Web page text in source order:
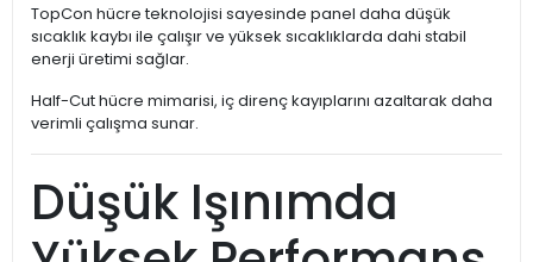
TopCon hücre teknolojisi sayesinde panel daha düşük
sıcaklık kaybı ile çalışır ve yüksek sıcaklıklarda dahi stabil
enerji üretimi sağlar.
Half-Cut hücre mimarisi, iç direnç kayıplarını azaltarak daha
verimli çalışma sunar.
Düşük Işınımda